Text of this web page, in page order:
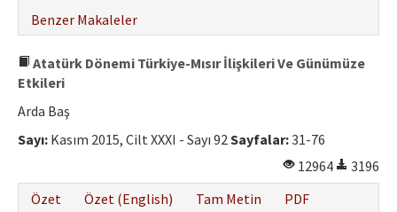
Benzer Makaleler
Atatürk Dönemi Türkiye-Mısır İlişkileri Ve Günümüze
Etkileri
Arda Baş
Sayı: Kasım 2015, Cilt XXXI - Sayı 92Sayfalar:31-76
12964
3196
Özet
Özet (English) Tam Metin
PDF